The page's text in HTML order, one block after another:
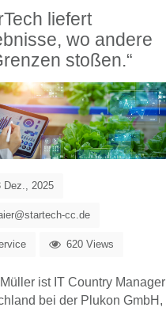
liefert
wo andere
stoßen.“
Dez., 2025
cc.de
620 Views
ist IT Country Manager
bei der Plukon GmbH,